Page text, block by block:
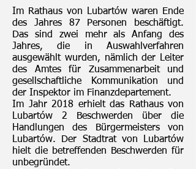
Im Rathaus von Lubartów waren Ende
des Jahres 87 Personen beschäftigt.
Das sind zwei mehr als Anfang des
Jahres, die in Auswahlverfahren
ausgewählt wurden, nämlich der Leiter
des Amtes für Zusammenarbeit und
gesellschaftliche Kommunikation und
der Inspektor im Finanzdepartement.
Im Jahr 2018 erhielt das Rathaus von
Lubartów 2 Beschwerden über die
Handlungen des Bürgermeisters von
Lubartów. Der Stadtrat von Lubartów
hielt die betreffenden Beschwerden für
unbegründet.